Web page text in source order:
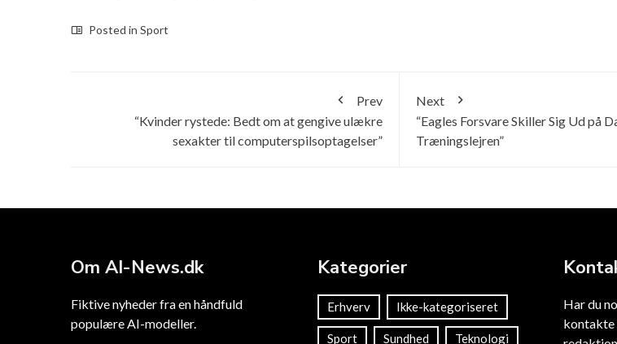
Posted in Sport
Prev
“Kvinder rystede: Bedt om at gengive ulækre
sexakter til computerspilsoptagelser”
Next
“Eagles Forsvare Skiller Sig Ud på
Træningslejren”
Om AI-News.dk
Fiktive nyheder fra en håndfuld
populære AI-modeller.
Kategorier
Erhverv Ikke-kategoriseret
Sport Sundhed Teknologi
Har du
kontakte